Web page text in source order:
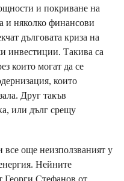
и покриване на
и няколко финансови
дълговата криза на
инвестиции. Такива са
които могат да се
които
Друг такъв
или дълг срещу
все още неизползваният у
Нейните